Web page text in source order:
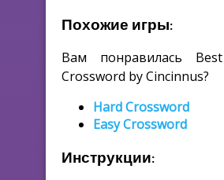
Похожие игры:
Вам понравилась
Crossword by Cincinnus?
Hard Crossword
Easy Crossword
Инструкции: